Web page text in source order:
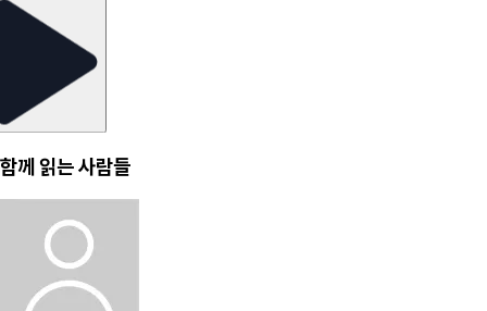
함께 읽는 사람들